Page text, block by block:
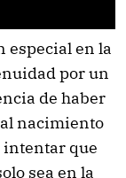
especial en la
por un
de haber
nacimiento
intentar que
sea en la